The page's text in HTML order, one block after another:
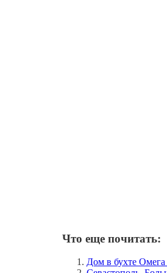
Что еще почитать:
Дом в бухте Омега